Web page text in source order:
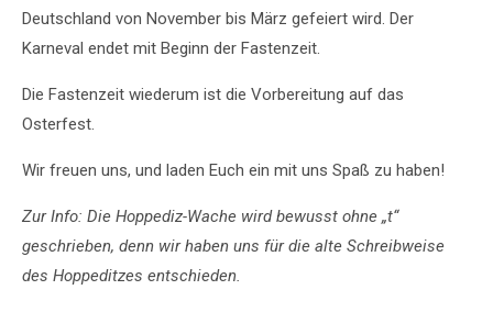
Deutschland von November bis März gefeiert wird. Der
Karneval endet mit Beginn der Fastenzeit.
Die Fastenzeit wiederum ist die Vorbereitung auf das
Osterfest.
Wir freuen uns, und laden Euch ein mit uns Spaß zu haben!
Zur Info: Die Hoppediz-Wache wird bewusst ohne „t“
geschrieben, denn wir haben uns für die alte Schreibweise
des Hoppeditzes entschieden.